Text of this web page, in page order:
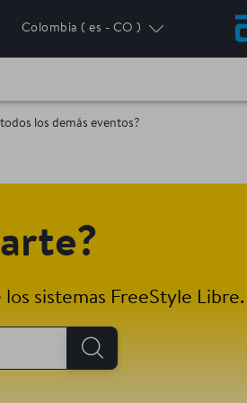
Colombia ( es - CO )
los demás eventos?
sistemas FreeStyle Libre.